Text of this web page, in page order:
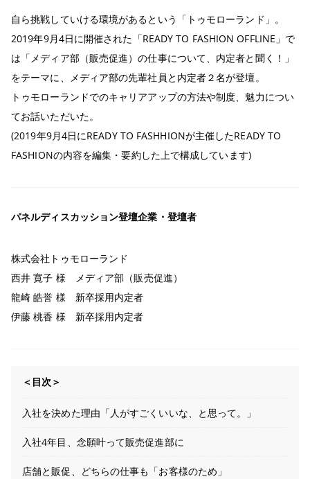
自ら挑戦していける環境があるという「トゥモローランド」。
2019年9月4日に開催された「READY TO FASHION OFFLINE」で
は「メディア部（販売促進）の仕事について、内定者と聞く！」
をテーマに、メディア部の先輩社員と内定者２名が登壇。
トゥモローランドでのキャリアアップの方法や制度、魅力につい
てお話いただいた。
(2019年9月4日にREADY TO FASHHIONが主催したREADY TO
FASHIONの内容を編集・要約した上で構成しています)
パネルディスカッション登壇企業・登壇者
株式会社トゥモローランド
西井 寛子 様 メディア部（販売促進）
龍崎 皓誉 様 新卒採用内定者
伊藤 桃香 様 新卒採用内定者
＜目次＞
入社を決めた理由「人がすごくいいな、と思って。」
入社4年目、念願叶って販売促進部に
店舗と販促、どちらの仕事も「お客様のため」